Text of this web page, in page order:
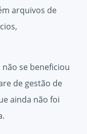
arquivos de
se beneficiou
de gestão de
ainda não foi